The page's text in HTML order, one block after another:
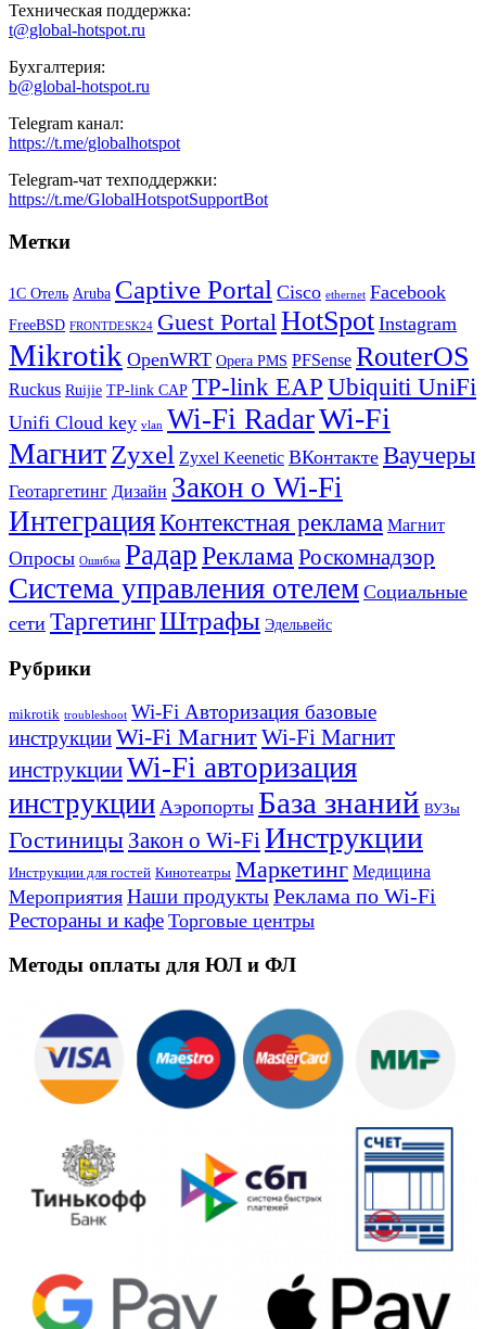
Техническая поддержка:
t@global-hotspot.ru
Бухгалтерия:
b@global-hotspot.ru
Telegram канал:
https://t.me/globalhotspot
Telegram-чат техподдержки:
https://t.me/GlobalHotspotSupportBot
Метки
1С Отель Aruba Captive Portal Cisco ethernet Facebook
FreeBSD FRONTDESK24 Guest Portal HotSpot Instagram
Mikrotik OpenWRT Opera PMS PFSense RouterOS
Ruckus Ruijie TP-link CAP TP-link EAP Ubiquiti UniFi
Unifi Cloud key vlan Wi-Fi RadarWi-Fi
МагнитZyxel Zyxel Keenetic ВКонтакте Ваучеры
Геотаргетинг Дизайн Закон о Wi-Fi
ИнтеграцияКонтекстная реклама Магнит
Опросы Ошибка РадарРеклама Роскомнадзор
Система управления отелем Социальные
сети ТаргетингШтрафы Эдельвейс
Рубрики
mikrotik troubleshoot Wi-Fi Авторизация базовые
инструкцииWi-Fi МагнитWi-Fi Магнит
инструкцииWi-Fi авторизация
инструкции Аэропорты База знаний ВУЗы
Гостиницы Закон о Wi-FiИнструкции
Инструкции для гостей Кинотеатры Маркетинг Медицина
Мероприятия Наши продуктыРеклама по Wi-Fi
Рестораны и кафе Торговые центры
Методы оплаты для ЮЛ и ФЛ